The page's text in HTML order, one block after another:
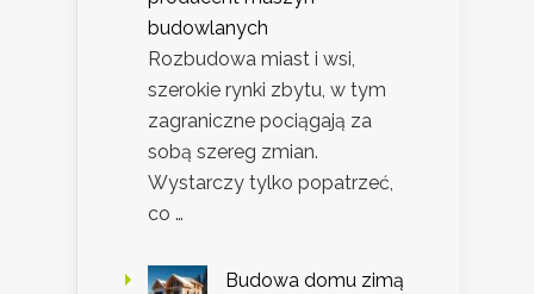
budowlanych
Rozbudowa miast i wsi,
szerokie rynki zbytu, w tym
zagraniczne pociągają za
sobą szereg zmian.
Wystarczy tylko popatrzeć,
co …
Budowa domu zimą